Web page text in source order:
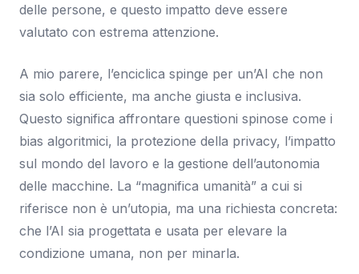
delle persone, e questo impatto deve essere
valutato con estrema attenzione.
A mio parere, l’enciclica spinge per un’AI che non
sia solo efficiente, ma anche giusta e inclusiva.
Questo significa affrontare questioni spinose come i
bias algoritmici, la protezione della privacy, l’impatto
sul mondo del lavoro e la gestione dell’autonomia
delle macchine. La “magnifica umanità” a cui si
riferisce non è un’utopia, ma una richiesta concreta:
che l’AI sia progettata e usata per elevare la
condizione umana, non per minarla.